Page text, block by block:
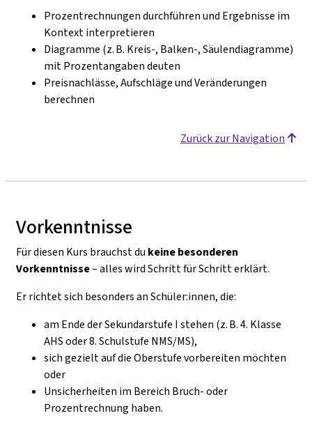
Prozentrechnungen durchführen und Ergebnisse im
Kontext interpretieren
Diagramme (z. B. Kreis-, Balken-, Säulendiagramme)
mit Prozentangaben deuten
Preisnachlässe, Aufschläge und Veränderungen
berechnen
Zurück zur Navigation
Vorkenntnisse
Für diesen Kurs brauchst du keine besonderen
Vorkenntnisse– alles wird Schritt für Schritt erklärt.
Er richtet sich besonders an Schüler:innen, die:
am Ende der Sekundarstufe I stehen (z. B. 4. Klasse
AHS oder 8. Schulstufe NMS/MS),
sich gezielt auf die Oberstufe vorbereiten möchten
oder
Unsicherheiten im Bereich Bruch- oder
Prozentrechnung haben.